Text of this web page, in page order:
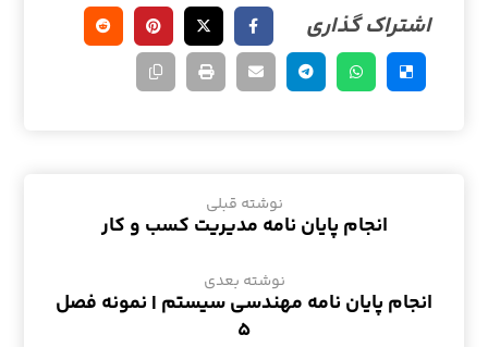
نوشته قبلی
انجام پایان نامه مدیریت کسب و کار
نوشته بعدی
انجام پایان نامه مهندسی سیستم | نمونه فصل
۵